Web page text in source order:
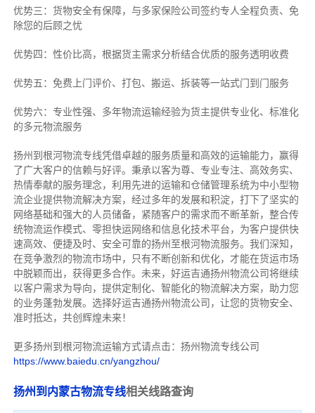
优势三：货物安全有保障，与多家保险公司签约专人全程负责、免
除您的后顾之忧
优势四：性价比高，根据货主需求分析结合优质的服务透明收费
优势五：免费上门评价、打包、搬运、拆装等一站式门到门服务
优势六：专业性强、多年物流运输经验为货主提供专业化、标准化
的多元物流服务
扬州到根河物流专线凭借卓越的服务质量和高效的运输能力，赢得
了广大客户的信赖与好评。 秉承以客为尊、专业专注、高效务实、
热情奉献的服务理念，利用先进的运输和仓储管理系统为中小型物
流企业提供物流解决方案，经过多年的发展和积淀，打下了坚实的
网络基础和强大的人员储备，紧随客户的需求而不断革新，整合传
统物流运作模式、零担快运网络和信息化技术平台，为客户提供快
速高效、便捷及时、安全可靠的扬州至根河物流服务。 我们深知，
在竞争激烈的物流市场中，只有不断创新和优化，才能在货运市场
中脱颖而出，获得更多合作。 未来，好运吉通扬州物流公司将继续
以客户需求为导向，提供定制化、智能化的物流解决方案，助力您
的业务蓬勃发展。选择好运吉通扬州物流公司，让您的货物安全、
准时抵达，共创辉煌未来！
更多扬州到根河物流运输方式请点击：扬州物流专线公司
https://www.baiedu.cn/yangzhou/
扬州到内蒙古物流专线相关线路查询